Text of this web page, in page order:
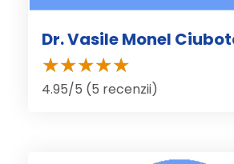
Dr. Vasile Monel
4.95/5 (5 recenzii)